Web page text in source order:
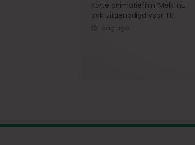
Korte animatiefilm ‘Melk’ nu
ook uitgenodigd voor TIFF
1 dag ago